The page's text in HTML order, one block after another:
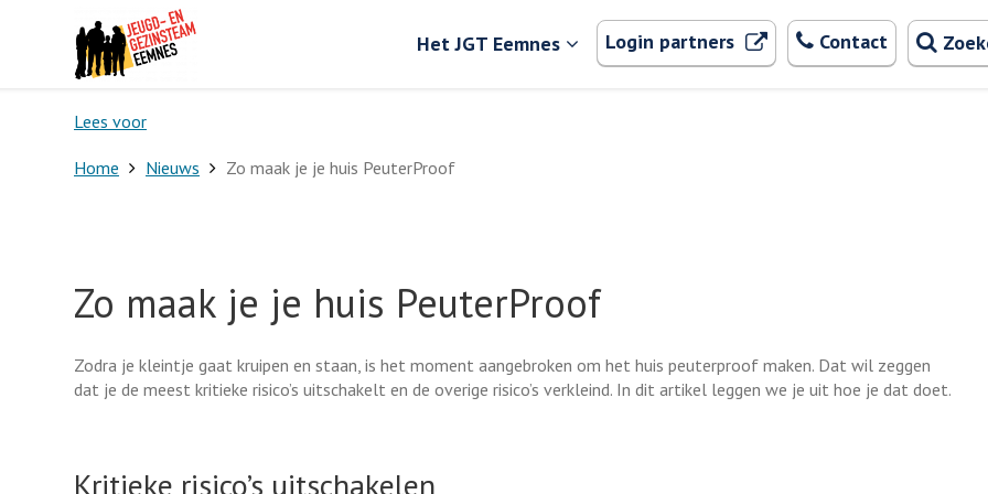
Het JGT Eemnes Login partners . Externe linkContact
Lees voor
Zoeken
Home Nieuws Zo maak je je huis PeuterProof
Zo maak je je huis PeuterProof
Zodra je kleintje gaat kruipen en staan, is het moment aangebroken om het huis peuterproof maken. Dat wil zeggen
dat je de meest kritieke risico’s uitschakelt en de overige risico’s verkleind. In dit artikel leggen we je uit hoe je dat doet.
Kritieke risico’s uitschakelen